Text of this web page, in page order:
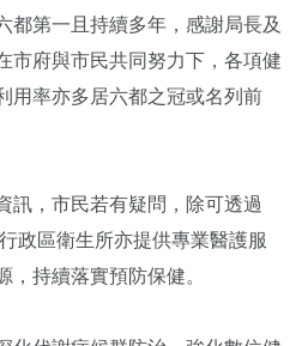
都第一且持續多年，感謝局長及
市府與市民共同努力下，各項健
用率亦多居六都之冠或名列前
訊，市民若有疑問，除可透過
政區衛生所亦提供專業醫護服
，持續落實預防保健。